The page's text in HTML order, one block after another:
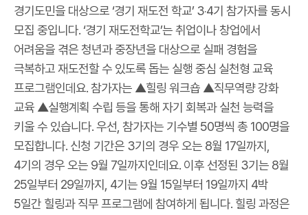
경기도민을 대상으로 ‘경기 재도전 학교’ 3‧4기 참가자를 동시
모집 중입니다. ‘경기 재도전학교’는 취업이나 창업에서
어려움을 겪은 청년과 중장년을 대상으로 실패 경험을
극복하고 재도전할 수 있도록 돕는 실행 중심 실천형 교육
프로그램인데요. 참가자는 ▲힐링 워크숍 ▲직무역량 강화
교육 ▲실행계획 수립 등을 통해 자기 회복과 실천 능력을
키울 수 있습니다. 우선, 참가자는 기수별 50명씩 총 100명을
모집합니다. 신청 기간은 3기의 경우 오는 8월 17일까지,
4기의 경우 오는 9월 7일까지인데요. 이후 선정된 3기는 8월
25일부터 29일까지, 4기는 9월 15일부터 19일까지 4박
5일간 힐링과 직무 프로그램에 참여하게 됩니다. 힐링 과정은